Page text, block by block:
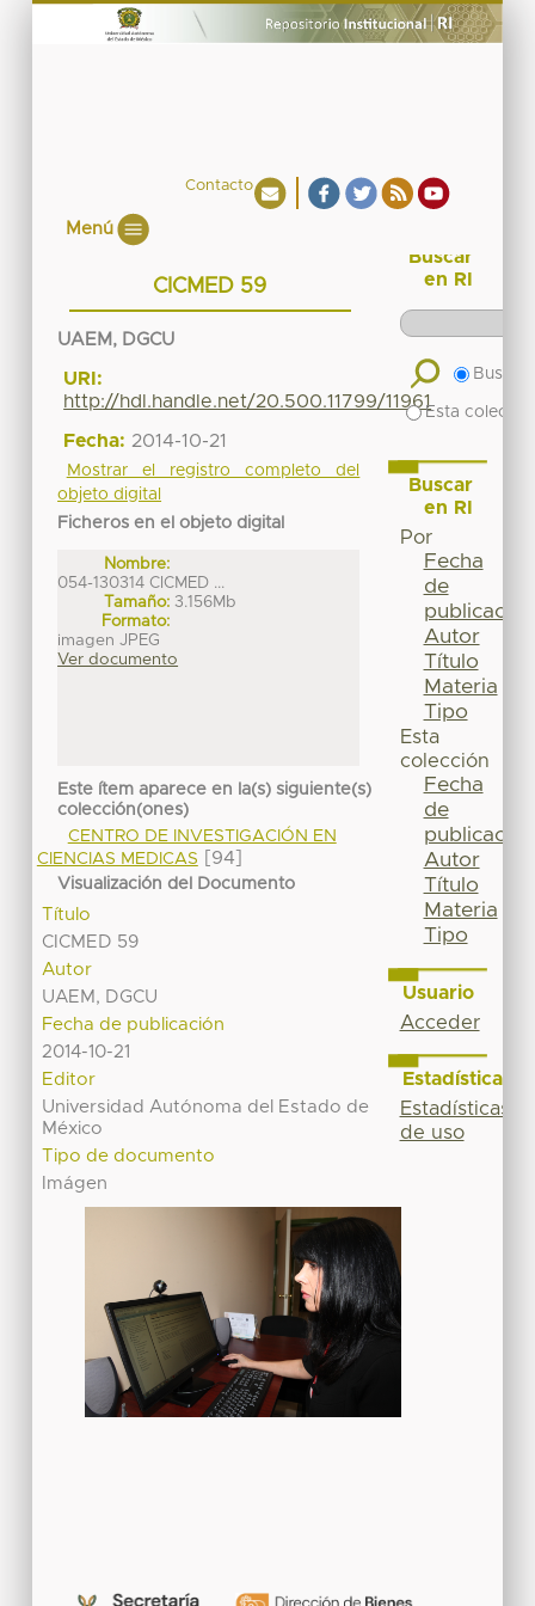
Contacto
Menú
CICMED 59
UAEM, DGCU
URI:
http://hdl.handle.net/20.500.11799/11961
Fecha: 2014-10-21
Mostrar el registro completo del
objeto digital
Ficheros en el objeto digital
Nombre:
054-130314 CICMED ...
Tamaño: 3.156Mb
Formato:
imagen JPEG
Ver documento
Este ítem aparece en la(s) siguiente(s)
colección(ones)
CENTRO DE INVESTIGACIÓN EN
CIENCIAS MEDICAS
[94]
Visualización del Documento
Título
CICMED 59
Autor
UAEM, DGCU
Fecha de publicación
2014-10-21
Editor
Universidad Autónoma del Estado de
México
Tipo de documento
Imágen
Buscar
en RI
Buscar
Esta
Buscar
en RI
Por
Fecha
de
publicación
Autor
Título
Materia
Tipo
Esta
colección
Fecha
de
publicación
Autor
Título
Materia
Tipo
Usuario
Acceder
Estadísticas
Estadísticas
de uso